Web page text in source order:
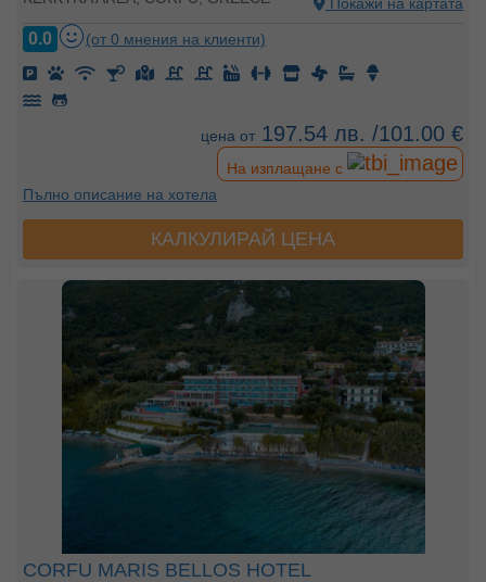
Покажи на картата
0.0 (от 0 мнения на клиенти)
цена от 197.54 лв. /101.00 €
На изплащане с
Пълно описание на хотела
КАЛКУЛИРАЙ ЦЕНА
CORFU MARIS BELLOS HOTEL